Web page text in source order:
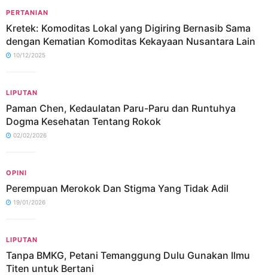
PERTANIAN
Kretek: Komoditas Lokal yang Digiring Bernasib Sama
dengan Kematian Komoditas Kekayaan Nusantara Lain
10/12/2025
LIPUTAN
Paman Chen, Kedaulatan Paru-Paru dan Runtuhya
Dogma Kesehatan Tentang Rokok
02/02/2026
OPINI
Perempuan Merokok Dan Stigma Yang Tidak Adil
19/01/2026
LIPUTAN
Tanpa BMKG, Petani Temanggung Dulu Gunakan Ilmu
Titen untuk Bertani